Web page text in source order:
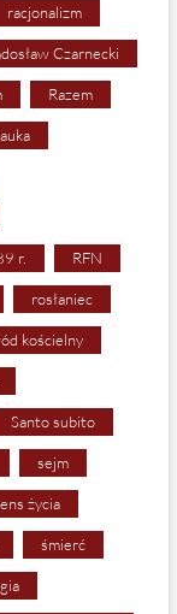
racjonalizm
Czarnecki
Razem
r. RFN
rosłaniec
kościelny
Santo subito
sejm
życia
śmierć